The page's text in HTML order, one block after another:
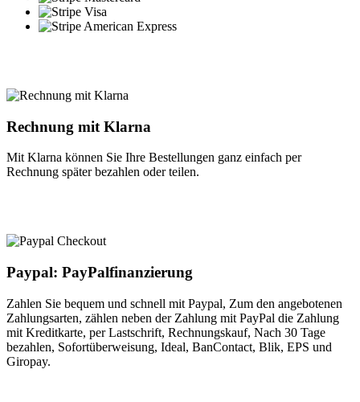
Rechnung mit Klarna
Mit Klarna können Sie Ihre Bestellungen ganz einfach per
Rechnung später bezahlen oder teilen.
Paypal: PayPalfinanzierung
Zahlen Sie bequem und schnell mit Paypal, Zum den angebotenen
Zahlungsarten, zählen neben der Zahlung mit PayPal die Zahlung
mit Kreditkarte, per Lastschrift, Rechnungskauf, Nach 30 Tage
bezahlen, Sofortüberweisung, Ideal, BanContact, Blik, EPS und
Giropay.